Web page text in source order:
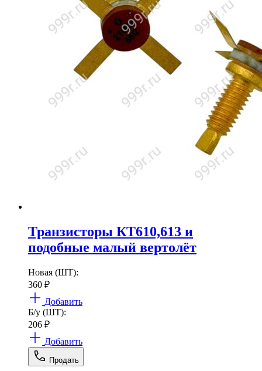
Транзисторы КТ610,613 и
подобные малый вертолёт
Новая (ШТ):
360 ₽
Добавить
Б/у (ШТ):
206 ₽
Добавить
Продать